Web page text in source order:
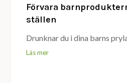
Förvara
ställen
Drunknar du i dina barns